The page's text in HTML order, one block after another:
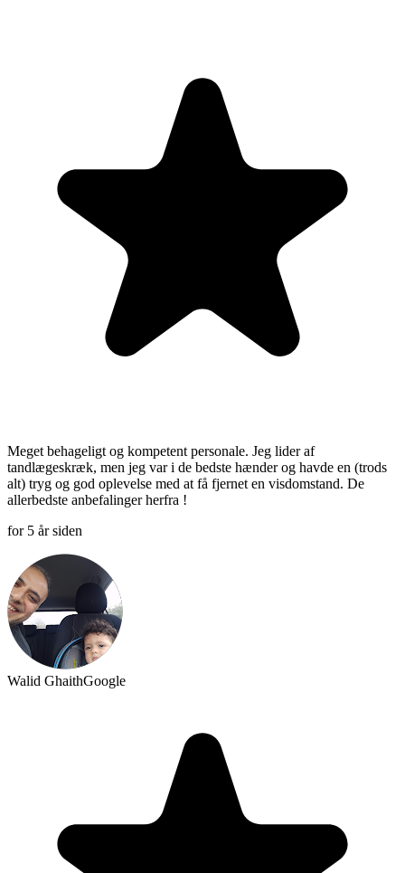
Meget behageligt og kompetent personale. Jeg lider af
tandlægeskræk, men jeg var i de bedste hænder og havde en (trods
alt) tryg og god oplevelse med at få fjernet en visdomstand. De
allerbedste anbefalinger herfra !
for 5 år siden
Walid GhaithGoogle